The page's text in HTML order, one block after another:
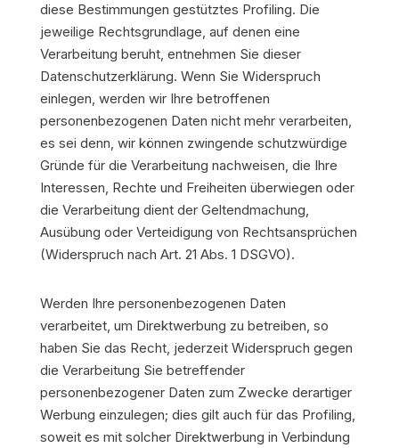
diese Bestimmungen gestütztes Profiling. Die
jeweilige Rechtsgrundlage, auf denen eine
Verarbeitung beruht, entnehmen Sie dieser
Datenschutzerklärung. Wenn Sie Widerspruch
einlegen, werden wir Ihre betroffenen
personenbezogenen Daten nicht mehr verarbeiten,
es sei denn, wir können zwingende schutzwürdige
Gründe für die Verarbeitung nachweisen, die Ihre
Interessen, Rechte und Freiheiten überwiegen oder
die Verarbeitung dient der Geltendmachung,
Ausübung oder Verteidigung von Rechtsansprüchen
(Widerspruch nach Art. 21 Abs. 1 DSGVO).
Werden Ihre personenbezogenen Daten
verarbeitet, um Direktwerbung zu betreiben, so
haben Sie das Recht, jederzeit Widerspruch gegen
die Verarbeitung Sie betreffender
personenbezogener Daten zum Zwecke derartiger
Werbung einzulegen; dies gilt auch für das Profiling,
soweit es mit solcher Direktwerbung in Verbindung